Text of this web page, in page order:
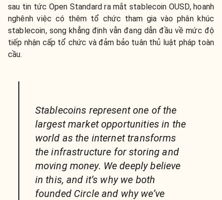
sau tin tức Open Standard ra mắt stablecoin OUSD, hoanh
nghênh việc có thêm tổ chức tham gia vào phân khúc
stablecoin, song khẳng định vẫn đang dẫn đầu về mức độ
tiếp nhận cấp tổ chức và đảm bảo tuân thủ luật pháp toàn
cầu.
Stablecoins represent one of the
largest market opportunities in the
world as the internet transforms
the infrastructure for storing and
moving money. We deeply believe
in this, and it’s why we both
founded Circle and why we’ve